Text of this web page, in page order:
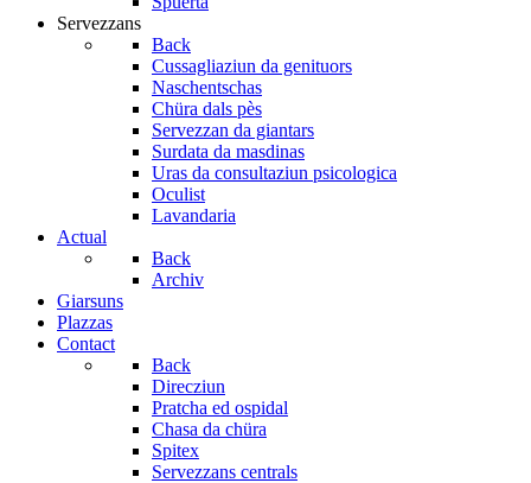
Servezzans
Back
Cussagliaziun da genituors
Naschentschas
Chüra dals pès
Servezzan da giantars
Surdata da masdinas
Uras da consultaziun psicologica
Oculist
Lavandaria
Actual
Back
Archiv
Giarsuns
Plazzas
Contact
Back
Direcziun
Pratcha ed ospidal
Chasa da chüra
Spitex
Servezzans centrals